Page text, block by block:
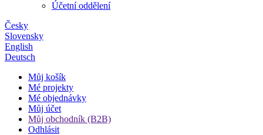
Účetní oddělení
Česky
Slovensky
English
Deutsch
Můj košík
Mé projekty
Mé objednávky
Můj účet
Můj obchodník (B2B)
Odhlásit